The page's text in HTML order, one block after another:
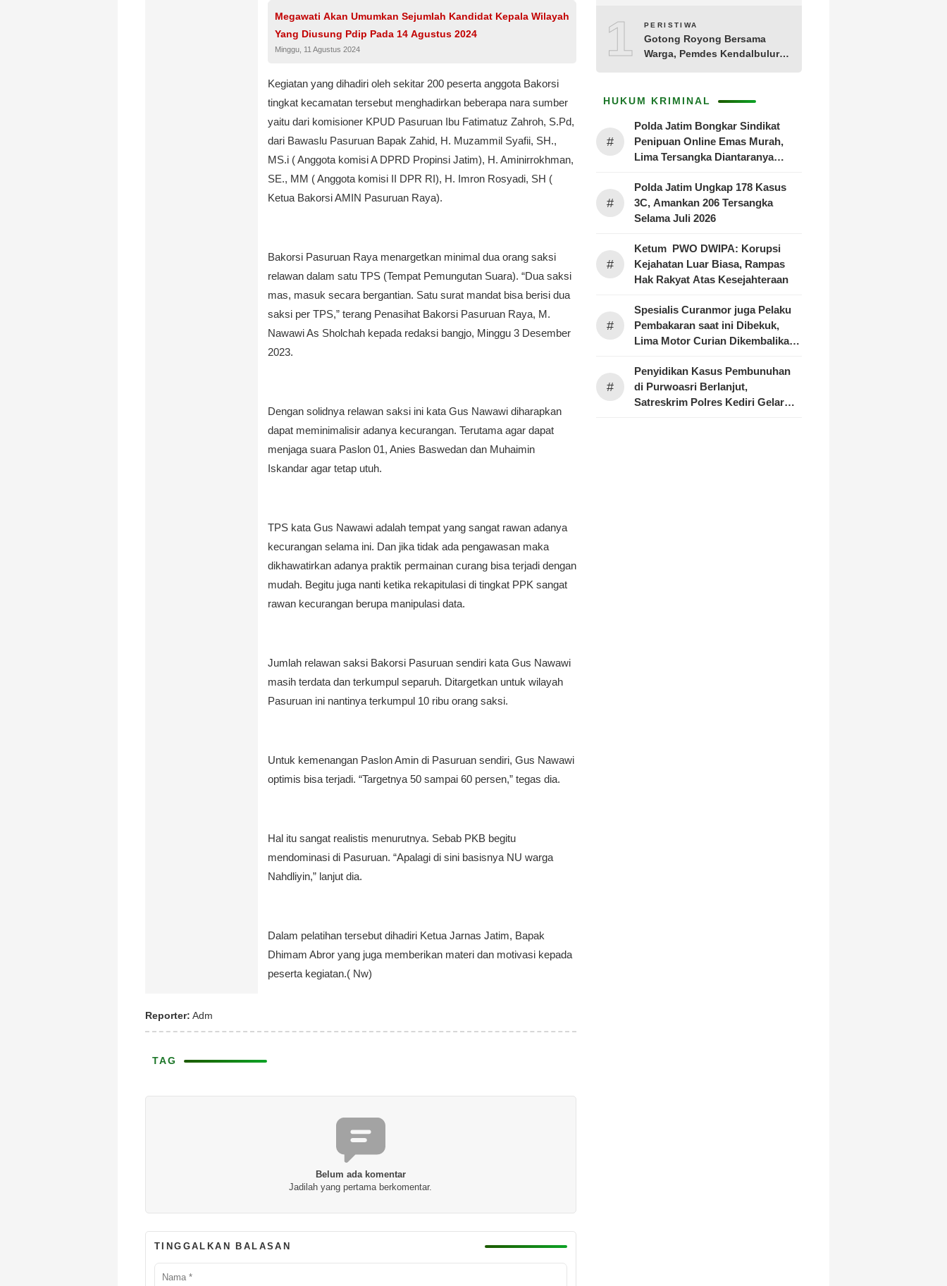
Megawati Akan Umumkan Sejumlah Kandidat Kepala Wilayah
Yang Diusung Pdip Pada 14 Agustus 2024
Minggu, 11 Agustus 2024
Kegiatan yang dihadiri oleh sekitar 200 peserta anggota Bakorsi
tingkat kecamatan tersebut menghadirkan beberapa nara sumber
yaitu dari komisioner KPUD Pasuruan Ibu Fatimatuz Zahroh, S.Pd,
dari Bawaslu Pasuruan Bapak Zahid, H. Muzammil Syafii, SH.,
MS.i ( Anggota komisi A DPRD Propinsi Jatim), H. Aminirrokhman,
SE., MM ( Anggota komisi II DPR RI), H. Imron Rosyadi, SH (
Ketua Bakorsi AMIN Pasuruan Raya).
Bakorsi Pasuruan Raya menargetkan minimal dua orang saksi
relawan dalam satu TPS (Tempat Pemungutan Suara). “Dua saksi
mas, masuk secara bergantian. Satu surat mandat bisa berisi dua
saksi per TPS,” terang Penasihat Bakorsi Pasuruan Raya, M.
Nawawi As Sholchah kepada redaksi bangjo, Minggu 3 Desember
2023.
Dengan solidnya relawan saksi ini kata Gus Nawawi diharapkan
dapat meminimalisir adanya kecurangan. Terutama agar dapat
menjaga suara Paslon 01, Anies Baswedan dan Muhaimin
Iskandar agar tetap utuh.
TPS kata Gus Nawawi adalah tempat yang sangat rawan adanya
kecurangan selama ini. Dan jika tidak ada pengawasan maka
dikhawatirkan adanya praktik permainan curang bisa terjadi dengan
mudah. Begitu juga nanti ketika rekapitulasi di tingkat PPK sangat
rawan kecurangan berupa manipulasi data.
Jumlah relawan saksi Bakorsi Pasuruan sendiri kata Gus Nawawi
masih terdata dan terkumpul separuh. Ditargetkan untuk wilayah
Pasuruan ini nantinya terkumpul 10 ribu orang saksi.
Untuk kemenangan Paslon Amin di Pasuruan sendiri, Gus Nawawi
optimis bisa terjadi. “Targetnya 50 sampai 60 persen,” tegas dia.
Hal itu sangat realistis menurutnya. Sebab PKB begitu
mendominasi di Pasuruan. “Apalagi di sini basisnya NU warga
Nahdliyin,” lanjut dia.
Dalam pelatihan tersebut dihadiri Ketua Jarnas Jatim, Bapak
Dhimam Abror yang juga memberikan materi dan motivasi kepada
peserta kegiatan.( Nw)
Reporter: Adm
TAG
Belum ada komentar
Jadilah yang pertama berkomentar.
TINGGALKAN BALASAN
10PERISTIWA
Gotong Royong Bersama
Warga, Pemdes Kendalbulur
HUKUM KRIMINAL
#
Polda Jatim Bongkar Sindikat
Penipuan Online Emas Murah,
Lima Tersangka Diantaranya
#
Polda Jatim Ungkap 178 Kasus
3C, Amankan 206 Tersangka
Selama Juli 2026
#
Ketum PWO DWIPA: Korupsi
Kejahatan Luar Biasa, Rampas
Hak Rakyat Atas Kesejahteraan
#
Spesialis Curanmor juga Pelaku
Pembakaran saat ini Dibekuk,
Lima Motor Curian Dikembalikan
#
Penyidikan Kasus Pembunuhan
di Purwoasri Berlanjut,
Satreskrim Polres Kediri Gelar